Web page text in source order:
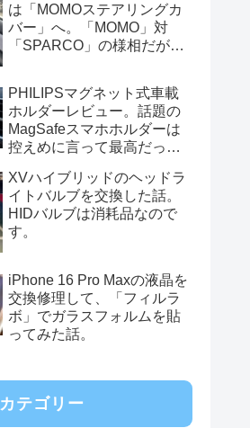
は「MOMOステアリングカ
バー」へ。「MOMO」対
「SPARCO」の様相だが、
PHILIPSマグネット式車載
ホルダーレビュー。話題の
MagSafeスマホホルダーは
控えめに言って最高だっ
XVハイブリッドのヘッドラ
イトバルブを交換した話。
HIDバルブは消耗品なので
す。
iPhone 16 Pro Maxの液晶を
交換修理して、「フィルラ
ボ」でガラスフォルムを貼
ってみた話。
カテゴリー